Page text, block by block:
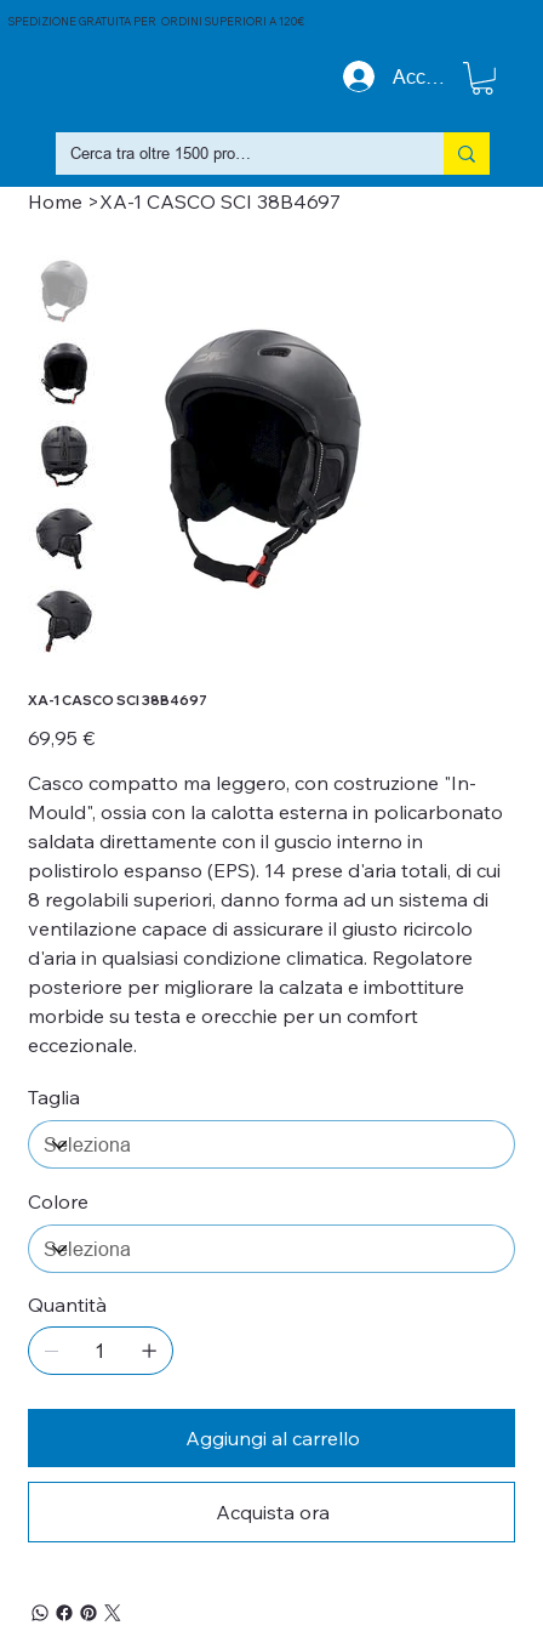
Accedi
SPEDIZIONE GRATUITA PER ORDINI SUPERIORI A 120€
Home >XA-1 CASCO SCI 38B4697
XA-1 CASCO SCI 38B4697
Prezzo
69,95 €
Casco compatto ma leggero, con costruzione "In-
Mould", ossia con la calotta esterna in policarbonato
saldata direttamente con il guscio interno in
polistirolo espanso (EPS). 14 prese d'aria totali, di cui
8 regolabili superiori, danno forma ad un sistema di
ventilazione capace di assicurare il giusto ricircolo
d'aria in qualsiasi condizione climatica. Regolatore
posteriore per migliorare la calzata e imbottiture
morbide su testa e orecchie per un comfort
eccezionale.
Taglia
Colore
Quantità
Aggiungi al carrello
Acquista ora